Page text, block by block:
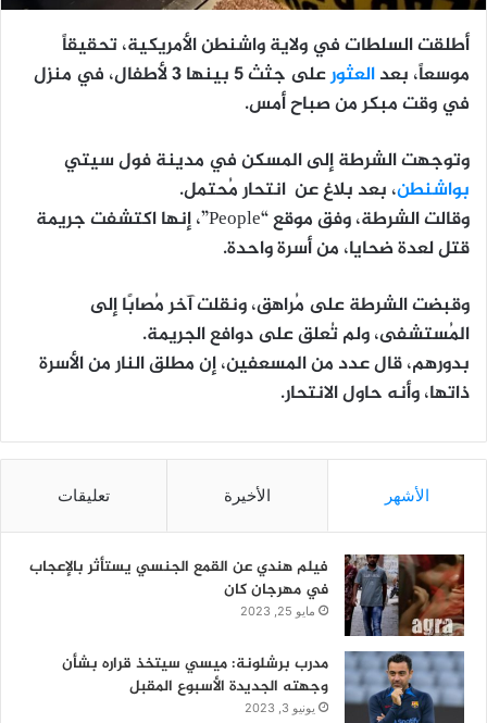
أطلقت السلطات في ولاية واشنطن الأمريكية، تحقيقاً
موسعاً، بعدالعثور
على جثث 5 بينها 3 لأطفال، في منزل
في وقت مبكر من صباح أمس.
وتوجهت الشرطة إلى المسكن في مدينة فول سيتي
بواشنطن، بعد بلاغ عن انتحار مُحتمل.
وقالت الشرطة، وفق موقع “People”، إنها اكتشفت جريمة
قتل لعدة ضحايا، من أسرة واحدة.
وقبضت الشرطة على مُراهق، ونقلت آخر مُصابًا إلى
المُستشفى، ولم تُعلق على دوافع الجريمة.
بدورهم، قال عدد من المسعفين، إن مطلق النار من الأسرة
ذاتها، وأنه حاول الانتحار.
الأشهر الأخيرة تعليقات
فيلم هندي عن القمع الجنسي يستأثر بالإعجاب
في مهرجان كان
مايو 25, 2023
مدرب برشلونة: ميسي سيتخذ قراره بشأن
وجهته الجديدة الأسبوع المقبل
يونيو 3, 2023